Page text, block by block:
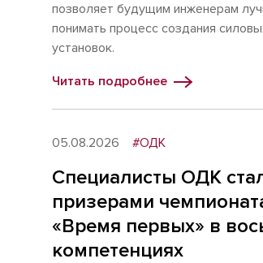
позволяет будущим инженерам
понимать процесс создания
установок.
Читать подробнее
05.08.2026 #ОДК
Специалисты ОДК
призерами
«Время первых» в
компетенциях